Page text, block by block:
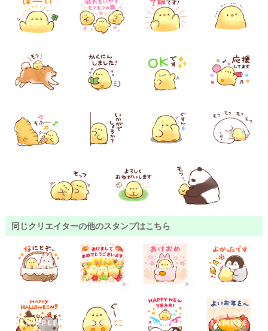
同じクリエイターの他のスタンプはこちら